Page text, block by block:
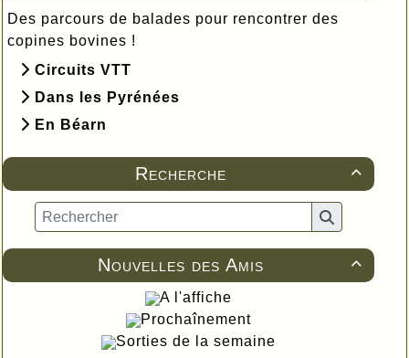
Des parcours de balades pour rencontrer des
copines bovines !
Circuits VTT
Dans les Pyrénées
En Béarn

Recherche

Nouvelles des Amis
A l'affiche
Prochaînement
Sorties de la semaine